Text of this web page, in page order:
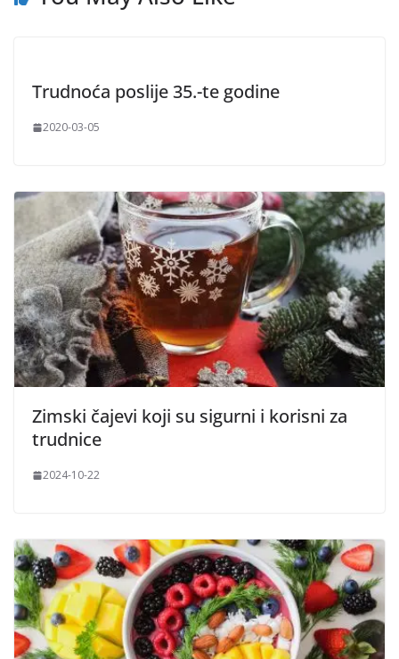
Trudnoća poslije 35.-te godine
2020-03-05
Zimski čajevi koji su sigurni i korisni za
trudnice
2024-10-22